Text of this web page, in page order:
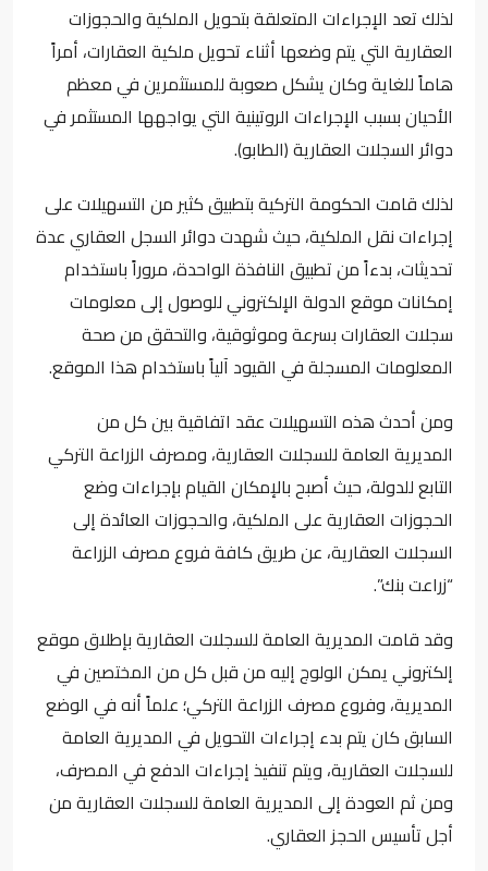
لذلك تعد الإجراءات المتعلقة بتحويل الملكية والحجوزات
العقارية التي يتم وضعها أثناء تحويل ملكية العقارات، أمراً
هاماً للغاية وكان يشكل صعوبة للمستثمرين في معظم
الأحيان بسبب الإجراءات الروتينية التي يواجهها المستثمر في
دوائر السجلات العقارية (الطابو).
لذلك قامت الحكومة التركية بتطبيق كثير من التسهيلات على
إجراءات نقل الملكية، حيث شهدت دوائر السجل العقاري عدة
تحديثات، بدءاً من تطبيق النافذة الواحدة، مروراً باستخدام
إمكانات موقع الدولة الإلكتروني للوصول إلى معلومات
سجلات العقارات بسرعة وموثوقية، والتحقق من صحة
المعلومات المسجلة في القيود آلياً باستخدام هذا الموقع.
ومن أحدث هذه التسهيلات عقد اتفاقية بين كل من
المديرية العامة للسجلات العقارية، ومصرف الزراعة التركي
التابع للدولة، حيث أصبح بالإمكان القيام بإجراءات وضع
الحجوزات العقارية على الملكية، والحجوزات العائدة إلى
السجلات العقارية، عن طريق كافة فروع مصرف الزراعة
“زراعت بنك”.
وقد قامت المديرية العامة للسجلات العقارية بإطلاق موقع
إلكتروني يمكن الولوج إليه من قبل كل من المختصين في
المديرية، وفروع مصرف الزراعة التركي؛ علماً أنه في الوضع
السابق كان يتم بدء إجراءات التحويل في المديرية العامة
للسجلات العقارية، ويتم تنفيذ إجراءات الدفع في المصرف،
ومن ثم العودة إلى المديرية العامة للسجلات العقارية من
أجل تأسيس الحجز العقاري.